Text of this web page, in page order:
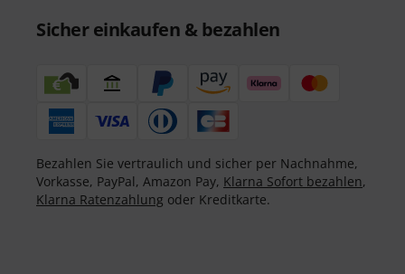
Sicher einkaufen & bezahlen
Bezahlen Sie vertraulich und sicher per Nachnahme,
Vorkasse, PayPal, Amazon Pay, Klarna Sofort bezahlen,
Klarna Ratenzahlung oder Kreditkarte.